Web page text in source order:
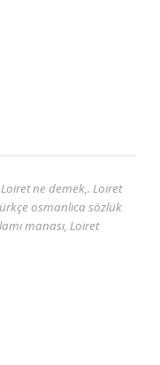
Loiret ne demek,. Loiret
osmanlıca sözlük
manası, Loiret